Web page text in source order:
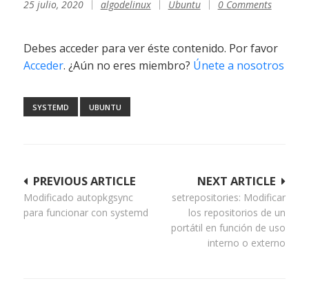
25 julio, 2020 algodelinux Ubuntu 0 Comments
Debes acceder para ver éste contenido. Por favor
Acceder. ¿Aún no eres miembro? Únete a nosotros
SYSTEMD UBUNTU
Navegación
de
NEXT ARTICLE
setrepositories: Modificar
los repositorios de un
portátil en función de uso
interno o externo
PREVIOUS ARTICLE
Modificado autopkgsync
para funcionar con systemd